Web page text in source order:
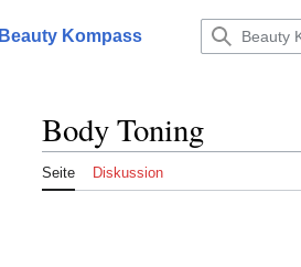
Beauty Kompass
Body Toning
Seite Diskussion